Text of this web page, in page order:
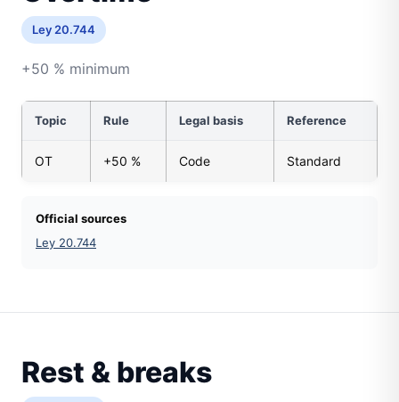
Ley 20.744
+50 % minimum
Topic Rule Legal basis Reference
OT +50 % Code Standard
Official sources
Ley 20.744
Rest & breaks